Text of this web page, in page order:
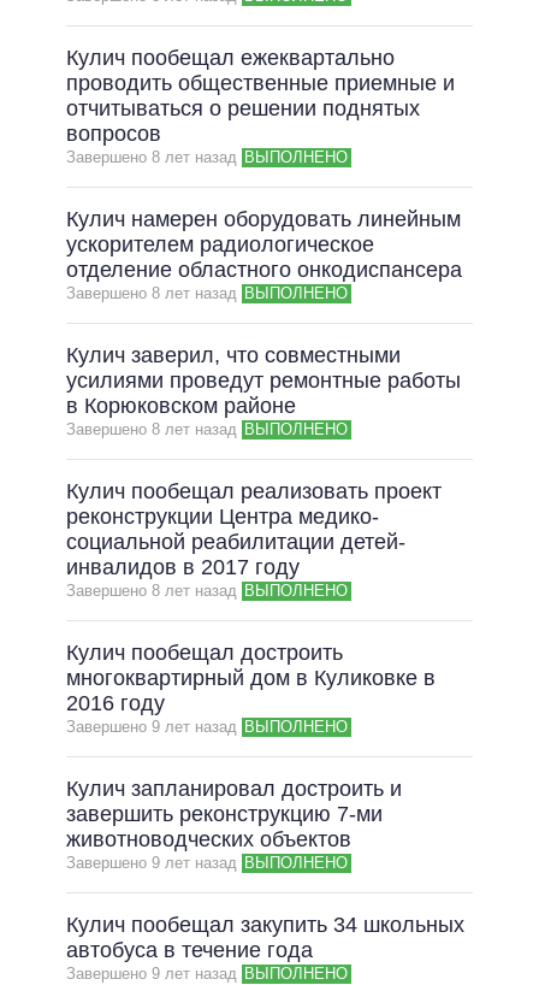
ВСЕ ОБЕЩАНИЯ
АРХИВНЫЕ ОБЕЩАНИЯ
Кулич пообещал ежеквартально
проводить общественные приемные и
отчитываться о решении поднятых
вопросов
Завершено 8 лет назад ВЫПОЛНЕНО
Кулич намерен оборудовать линейным
ускорителем радиологическое
отделение областного онкодиспансера
Завершено 8 лет назад ВЫПОЛНЕНО
Кулич заверил, что совместными
усилиями проведут ремонтные работы
в Корюковском районе
Завершено 8 лет назад ВЫПОЛНЕНО
Кулич пообещал реализовать проект
реконструкции Центра медико-
социальной реабилитации детей-
инвалидов в 2017 году
Завершено 8 лет назад ВЫПОЛНЕНО
Кулич пообещал достроить
многоквартирный дом в Куликовке в
2016 году
Завершено 9 лет назад ВЫПОЛНЕНО
Кулич запланировал достроить и
завершить реконструкцию 7-ми
животноводческих объектов
Завершено 9 лет назад ВЫПОЛНЕНО
Кулич пообещал закупить 34 школьных
автобуса в течение года
Завершено 9 лет назад ВЫПОЛНЕНО